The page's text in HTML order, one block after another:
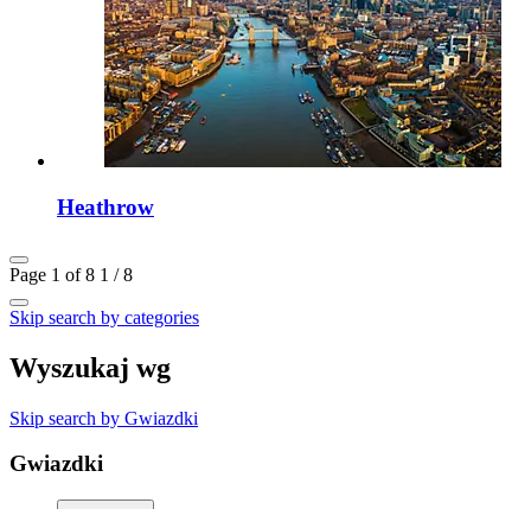
Heathrow
Page 1 of 8 1 / 8
Skip search by categories
Wyszukaj wg
Skip search by Gwiazdki
Gwiazdki